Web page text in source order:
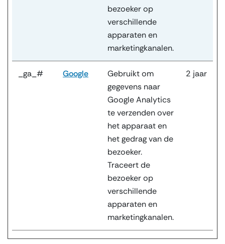
bezoeker op
verschillende
apparaten en
marketingkanalen.
_ga_# Google
Gebruikt om
gegevens naar
Google Analytics
te verzenden over
het apparaat en
het gedrag van de
bezoeker.
Traceert de
bezoeker op
verschillende
apparaten en
marketingkanalen.
2 jaar